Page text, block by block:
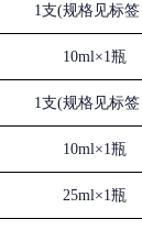
1支(规格见标签
10ml×1瓶
1支(规格见标签
10ml×1瓶
25ml×1瓶